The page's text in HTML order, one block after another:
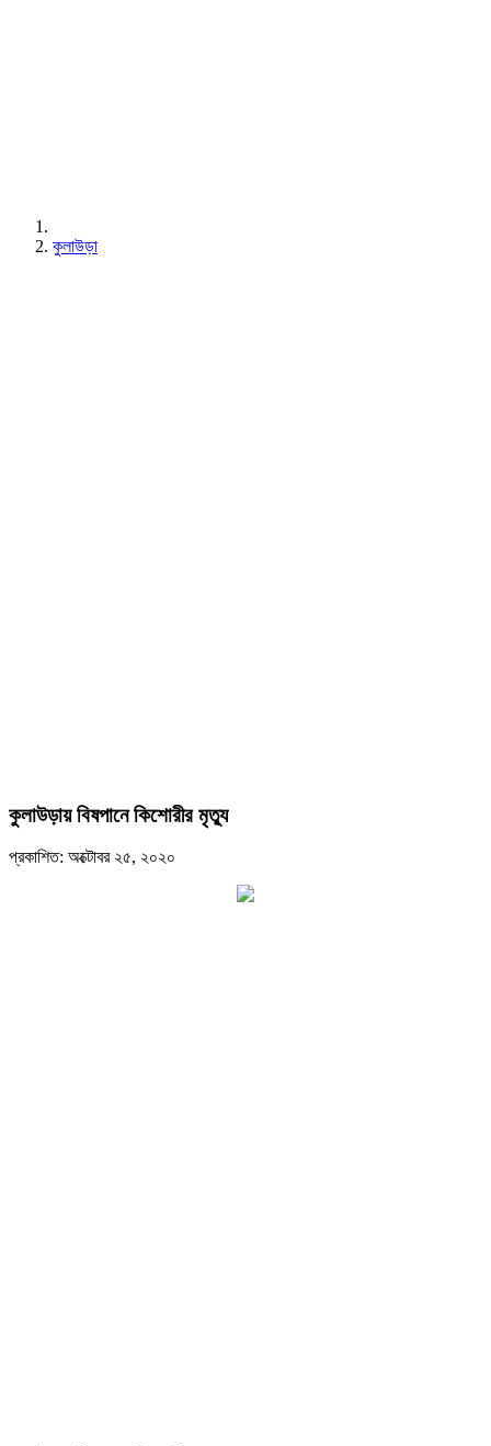
কুলাউড়া
কুলাউড়ায় বিষপানে কিশোরীর মৃত্যু
প্রকাশিত: অক্টোবর ২৫, ২০২০